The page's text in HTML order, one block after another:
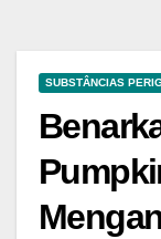
SUBSTÂNCIAS